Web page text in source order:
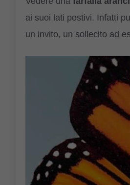
ai suoi lati postivi. Infatti
un invito, un sollecito ad